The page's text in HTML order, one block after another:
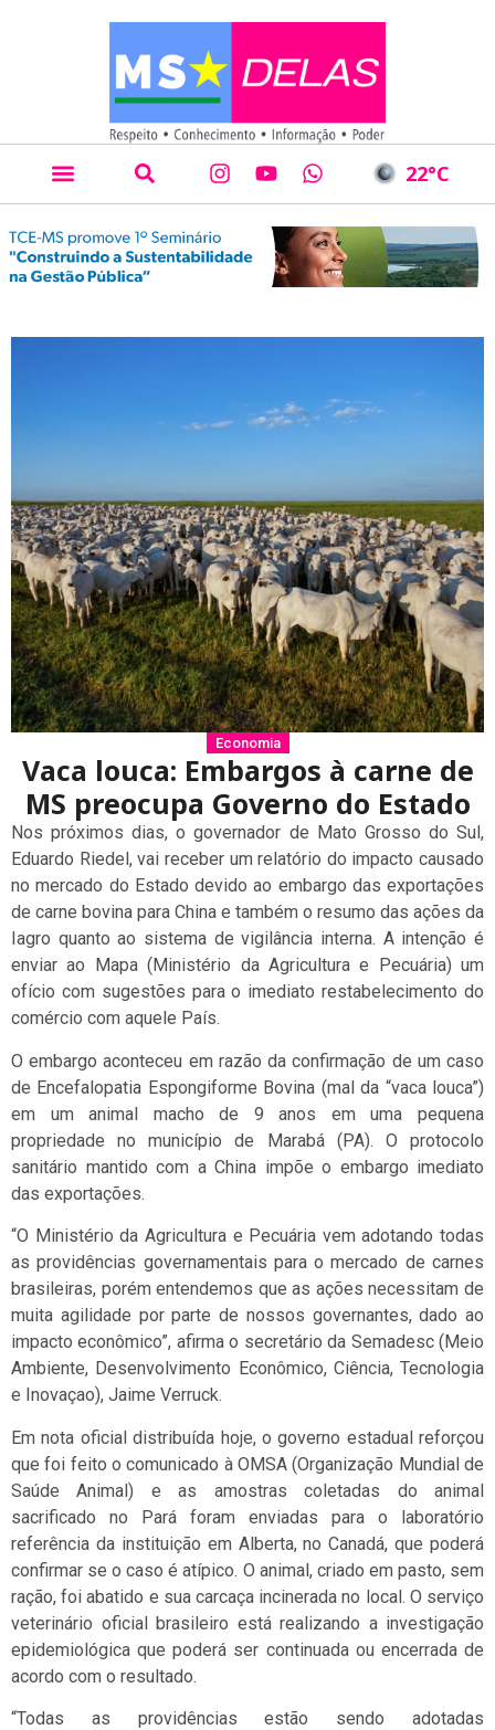
22°C
Economia
Vaca louca: Embargos à carne de
MS preocupa Governo do Estado
Nos próximos dias, o governador de Mato Grosso do Sul,
Eduardo Riedel, vai receber um relatório do impacto causado
no mercado do Estado devido ao embargo das exportações
de carne bovina para China e também o resumo das ações da
Iagro quanto ao sistema de vigilância interna. A intenção é
enviar ao Mapa (Ministério da Agricultura e Pecuária) um
ofício com sugestões para o imediato restabelecimento do
comércio com aquele País.
O embargo aconteceu em razão da confirmação de um caso
de Encefalopatia Espongiforme Bovina (mal da “vaca louca”)
em um animal macho de 9 anos em uma pequena
propriedade no município de Marabá (PA). O protocolo
sanitário mantido com a China impõe o embargo imediato
das exportações.
“O Ministério da Agricultura e Pecuária vem adotando todas
as providências governamentais para o mercado de carnes
brasileiras, porém entendemos que as ações necessitam de
muita agilidade por parte de nossos governantes, dado ao
impacto econômico”, afirma o secretário da Semadesc (Meio
Ambiente, Desenvolvimento Econômico, Ciência, Tecnologia
e Inovaçao), Jaime Verruck.
Em nota oficial distribuída hoje, o governo estadual reforçou
que foi feito o comunicado à OMSA (Organização Mundial de
Saúde Animal) e as amostras coletadas do animal
sacrificado no Pará foram enviadas para o laboratório
referência da instituição em Alberta, no Canadá, que poderá
confirmar se o caso é atípico. O animal, criado em pasto, sem
ração, foi abatido e sua carcaça incinerada no local. O serviço
veterinário oficial brasileiro está realizando a investigação
epidemiológica que poderá ser continuada ou encerrada de
acordo com o resultado.
“Todas as providências estão sendo adotadas